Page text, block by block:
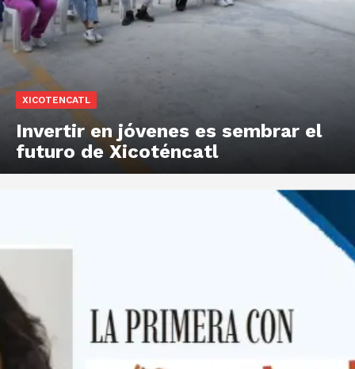
XICOTENCATL
Invertir en jóvenes es sembrar el
futuro de Xicoténcatl